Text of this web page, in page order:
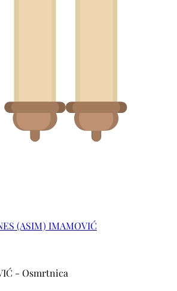
(ASIM) IMAMOVIĆ
- Osmrtnica